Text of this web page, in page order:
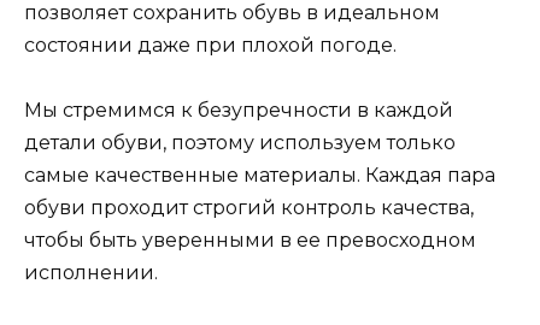
позволяет сохранить обувь в идеальном
состоянии даже при плохой погоде.
Мы стремимся к безупречности в каждой
детали обуви, поэтому используем только
самые качественные материалы. Каждая пара
обуви проходит строгий контроль качества,
чтобы быть уверенными в ее превосходном
исполнении.